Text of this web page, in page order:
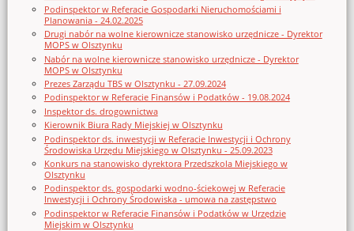
Podinspektor w Referacie Gospodarki Nieruchomościami i
Planowania - 24.02.2025
Drugi nabór na wolne kierownicze stanowisko urzędnicze - Dyrektor
MOPS w Olsztynku
Nabór na wolne kierownicze stanowisko urzędnicze - Dyrektor
MOPS w Olsztynku
Prezes Zarządu TBS w Olsztynku - 27.09.2024
Podinspektor w Referacie Finansów i Podatków - 19.08.2024
Inspektor ds. drogownictwa
Kierownik Biura Rady Miejskiej w Olsztynku
Podinspektor ds. inwestycji w Referacie Inwestycji i Ochrony
Środowiska Urzędu Miejskiego w Olsztynku - 25.09.2023
Konkurs na stanowisko dyrektora Przedszkola Miejskiego w
Olsztynku
Podinspektor ds. gospodarki wodno-ściekowej w Referacie
Inwestycji i Ochrony Środowiska - umowa na zastępstwo
Podinspektor w Referacie Finansów i Podatków w Urzędzie
Miejskim w Olsztynku